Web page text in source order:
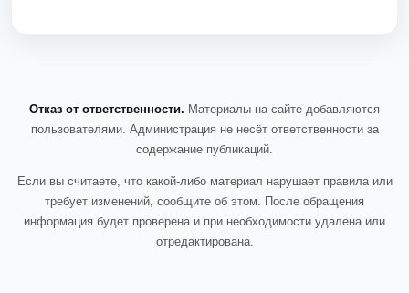
Отказ от ответственности. Материалы на сайте добавляются
пользователями. Администрация не несёт ответственности за
содержание публикаций.
Если вы считаете, что какой-либо материал нарушает правила или
требует изменений, сообщите об этом. После обращения
информация будет проверена и при необходимости удалена или
отредактирована.